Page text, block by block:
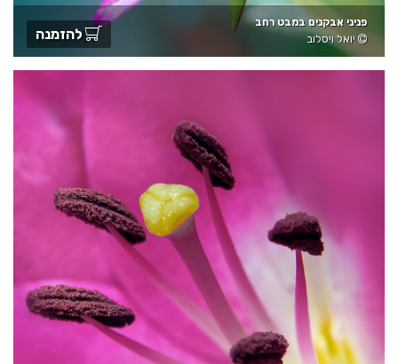
פניני אבקנים במבט רחב
יואל ויסלוב
להזמנה